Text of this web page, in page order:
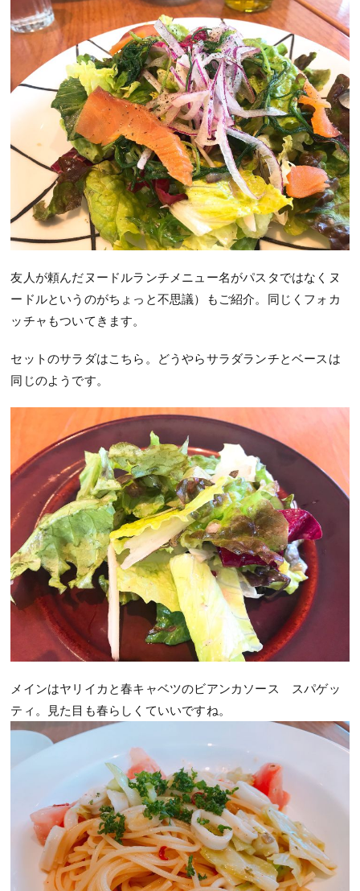
友人が頼んだヌードルランチメニュー名がパスタではなくヌ
ードルというのがちょっと不思議）もご紹介。同じくフォカ
ッチャもついてきます。
セットのサラダはこちら。どうやらサラダランチとベースは
同じのようです。
メインはヤリイカと春キャベツのビアンカソース スパゲッ
ティ。見た目も春らしくていいですね。